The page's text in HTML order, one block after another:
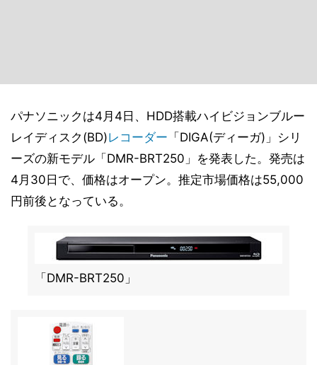
パナソニックは4月4日、HDD搭載ハイビジョンブルー
レイディスク(BD)レコーダー 「DIGA(ディーガ)」シリ
ーズの新モデル「DMR-BRT250」を発表した。発売は
4月30日で、価格はオープン。推定市場価格は55,000
円前後となっている。
「DMR-BRT250」